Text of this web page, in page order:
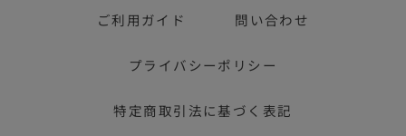
ご利用ガイド 問い合わせ
プライバシーポリシー
特定商取引法に基づく表記